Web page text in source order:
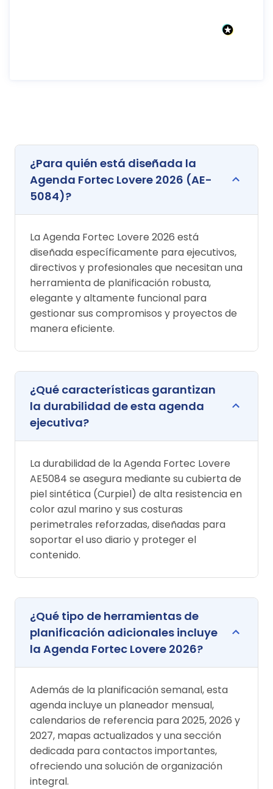
¿Para quién está diseñada la
Agenda Fortec Lovere 2026 (AE-
5084)?
La Agenda Fortec Lovere 2026 está
diseñada específicamente para ejecutivos,
directivos y profesionales que necesitan una
herramienta de planificación robusta,
elegante y altamente funcional para
gestionar sus compromisos y proyectos de
manera eficiente.
¿Qué características garantizan
la durabilidad de esta agenda
ejecutiva?
La durabilidad de la Agenda Fortec Lovere
AE5084 se asegura mediante su cubierta de
piel sintética (Curpiel) de alta resistencia en
color azul marino y sus costuras
perimetrales reforzadas, diseñadas para
soportar el uso diario y proteger el
contenido.
¿Qué tipo de herramientas de
planificación adicionales incluye
la Agenda Fortec Lovere 2026?
Además de la planificación semanal, esta
agenda incluye un planeador mensual,
calendarios de referencia para 2025, 2026 y
2027, mapas actualizados y una sección
dedicada para contactos importantes,
ofreciendo una solución de organización
integral.